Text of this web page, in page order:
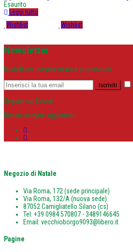
Esaurito
Leggi tutto
Wishlist
Wishlist
Newsletter
Iscriviti per ricevere news e promozioni
Seguici sui Social
Rimani sempre aggiornato
Negozio di Natale
Via Roma, 172 (sede principale)
Via Roma, 132/A (nuova sede)
87052 Camigliatello Silano (cs)
Tel. +39 0984 570807 - 3489146645
Email: vecchioborgo9093@libero.it
Pagine